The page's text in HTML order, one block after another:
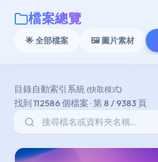
檔案總覽
🌟 全部檔案 🖼️ 圖片素材
目錄自動索引系統(快取模式)
找到 112586 個檔案 · 第 8 / 9383 頁